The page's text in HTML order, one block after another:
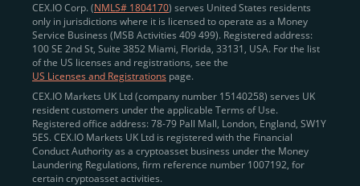
CEX.IO Corp. (NMLS# 1804170) serves United States residents
only in jurisdictions where it is licensed to operate as a Money
Service Business (MSB Activities 409 499). Registered address:
100 SE 2nd St, Suite 3852 Miami, Florida, 33131, USA. For the list
of the US licenses and registrations, see the
US Licenses and Registrations page.
CEX.IO Markets UK Ltd (company number 15140258) serves UK
resident customers under the applicable Terms of Use.
Registered office address: 78-79 Pall Mall, London, England, SW1Y
5ES. CEX.IO Markets UK Ltd is registered with the Financial
Conduct Authority as a cryptoasset business under the Money
Laundering Regulations, firm reference number 1007192, for
certain cryptoasset activities.